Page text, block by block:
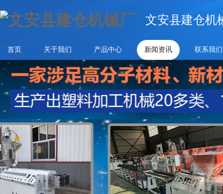
文安县建仓机
首页 关于我们 产品中心 新闻资讯 联系我们